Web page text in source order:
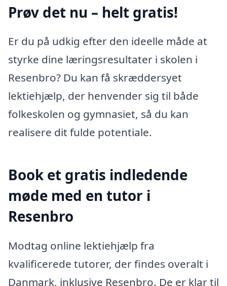
Prøv det nu – helt gratis!
Er du på udkig efter den ideelle måde at
styrke dine læringsresultater i skolen i
Resenbro? Du kan få skræddersyet
lektiehjælp, der henvender sig til både
folkeskolen og gymnasiet, så du kan
realisere dit fulde potentiale.
Book et gratis indledende
møde med en tutor i
Resenbro
Modtag online lektiehjælp fra
kvalificerede tutorer, der findes overalt i
Danmark, inklusive Resenbro. De er klar til